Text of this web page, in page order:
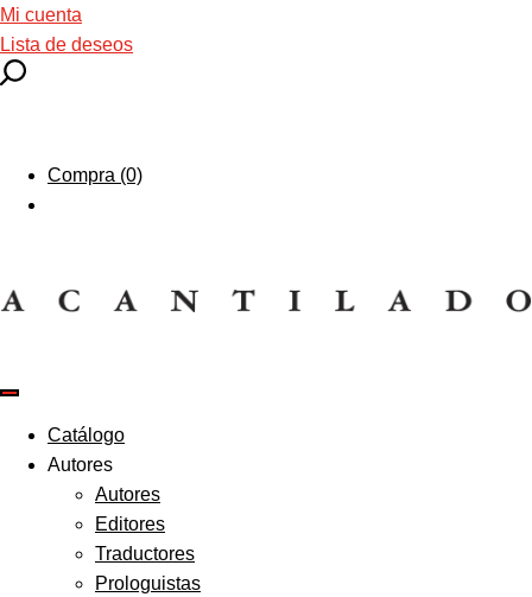
Mi cuenta
Lista de deseos
Compra (0)
Catálogo
Autores
Autores
Editores
Traductores
Prologuistas